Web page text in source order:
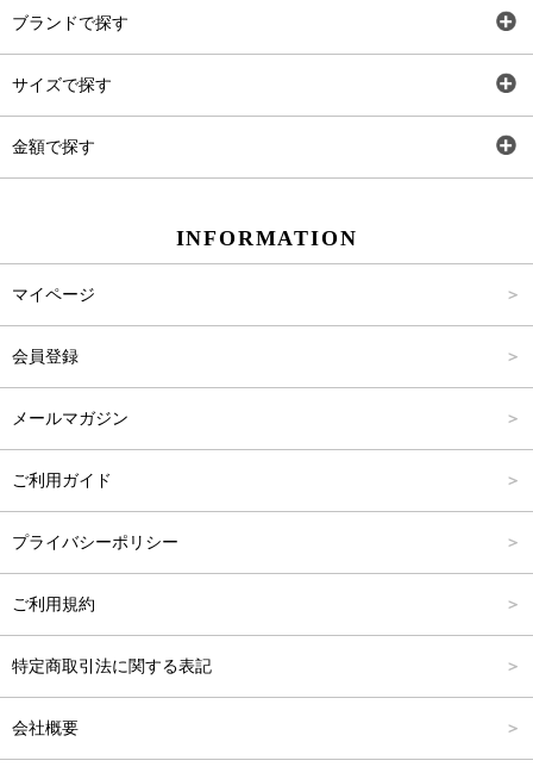
ブランドで探す
サイズで探す
金額で探す
INFORMATION
マイページ
会員登録
メールマガジン
ご利用ガイド
プライバシーポリシー
ご利用規約
特定商取引法に関する表記
会社概要